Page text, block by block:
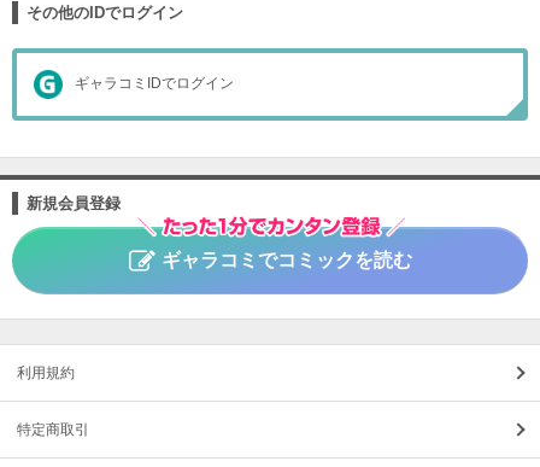
その他のIDでログイン
ギャラコミIDでログイン
新規会員登録
ギャラコミでコミックを読む
利用規約
特定商取引